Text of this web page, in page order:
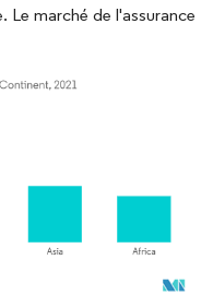
Le marché de l'assurance